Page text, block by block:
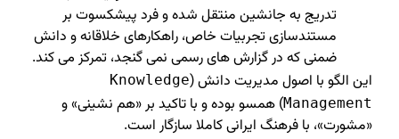
تدریج به جانشین منتقل شده و فرد پیشکسوت بر
مستندسازی تجربیات خاص، راهکارهای خلاقانه و دانش
ضمنی که در گزارش های رسمی نمی گنجد، تمرکز می کند.
این الگو با اصول مدیریت دانش (Knowledge
Management) همسو بوده و با تاکید بر «هم نشینی» و
«مشورت»، با فرهنگ ایرانی کاملا سازگار است.